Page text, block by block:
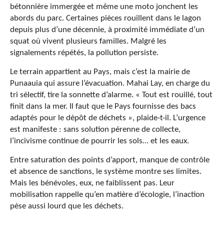
bétonnière immergée et même une moto jonchent les
abords du parc. Certaines pièces rouillent dans le lagon
depuis plus d’une décennie, à proximité immédiate d’un
squat où vivent plusieurs familles. Malgré les
signalements répétés, la pollution persiste.
Le terrain appartient au Pays, mais c’est la mairie de
Punaauia qui assure l’évacuation. Mahai Lay, en charge du
tri sélectif, tire la sonnette d’alarme. « Tout est rouillé, tout
finit dans la mer. Il faut que le Pays fournisse des bacs
adaptés pour le dépôt de déchets », plaide-t-il. L’urgence
est manifeste : sans solution pérenne de collecte,
l’incivisme continue de pourrir les sols… et les eaux.
Entre saturation des points d’apport, manque de contrôle
et absence de sanctions, le système montre ses limites.
Mais les bénévoles, eux, ne faiblissent pas. Leur
mobilisation rappelle qu’en matière d’écologie, l’inaction
pèse aussi lourd que les déchets.